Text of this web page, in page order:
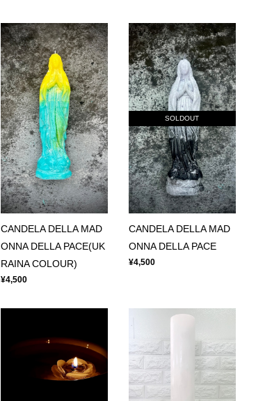
CANDELA DELLA MAD
ONNA DELLA PACE(UK
RAINA COLOUR)
¥4,500
SOLDOUT
CANDELA DELLA MAD
ONNA DELLA PACE
¥4,500